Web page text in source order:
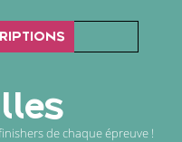
de chaque épreuve !